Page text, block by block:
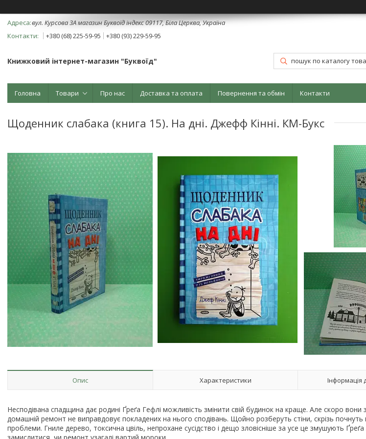
вул. Курсова 3А магазин Буквоїд індекс 09117, Біла Церква, Україна
+380 (68) 225-59-95
+380 (93) 229-59-95
Книжковий інтернет-магазин "Буквоїд"
Головна Товари Про нас Доставка та оплата Повернення та обмін Контакти
Щоденник слабака (книга 15). На дні. Джефф Кінні. КМ-Букс
Опис Характеристики Інформація
Несподівана спадщина дає родині Ґреґа Гефлі можливість змінити свій будинок на краще. Але скоро
домашній ремонт не виправдовує покладених на нього сподівань. Щойно розберуть стіни, скрізь почнуть
проблеми. Гниле дерево, токсична цвіль, непрохане сусідство і дещо зловісніше за усе це змушують